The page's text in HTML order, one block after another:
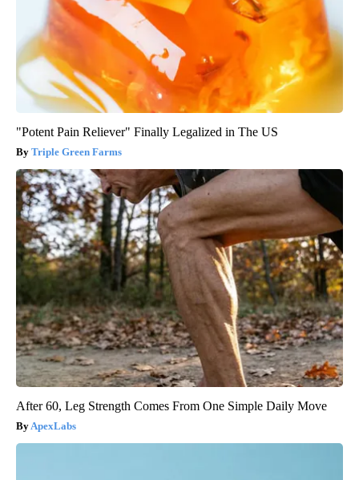
"Potent Pain Reliever" Finally Legalized in The US
Triple Green Farms
After 60, Leg Strength Comes From One Simple Daily Move
ApexLabs